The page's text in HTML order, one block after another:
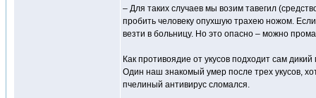
– Для таких случаев мы возим тавегил
пробить человеку опухшую трахею ножом.
везти в больницу. Но это опасно – можно
Как противоядие от укусов подходит сам
Один наш знакомый умер после трех укусов,
пчелиный антивирус сломался.